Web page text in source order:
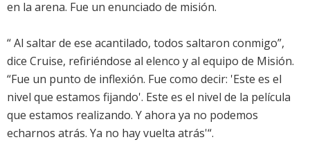
en la arena. Fue un enunciado de misión.
“ Al saltar de ese acantilado, todos saltaron conmigo”,
dice Cruise, refiriéndose al elenco y al equipo de Misión.
“Fue un punto de inflexión. Fue como decir: 'Este es el
nivel que estamos fijando'. Este es el nivel de la película
que estamos realizando. Y ahora ya no podemos
echarnos atrás. Ya no hay vuelta atrás'“.